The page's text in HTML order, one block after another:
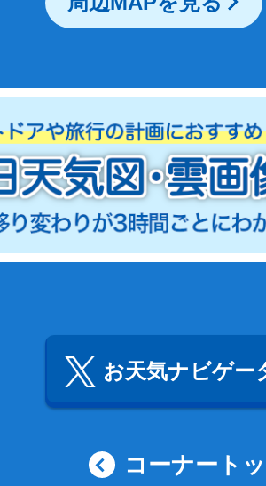
お天気ナビゲー
コーナート